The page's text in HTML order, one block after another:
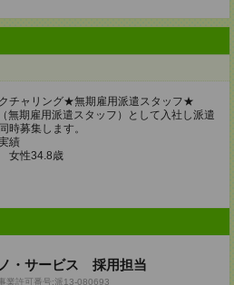
チャリング★無期雇用派遣スタッフ★
無期雇用派遣スタッフ）として入社し派遣
時募集します。
績
性34.8歳
・サービス 採用担当
業許可番号:派13-080693